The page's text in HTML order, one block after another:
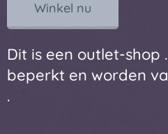
Winkel nu
Dit is een outlet-shop .
beperkt en worden
.